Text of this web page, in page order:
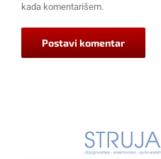
kada komentarišem.